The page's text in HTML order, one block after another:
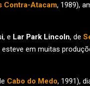
Contra-Atacam, 1989),
, e Lar Park Lincoln, de
esteve em muitas
Cabo do Medo, 1991),